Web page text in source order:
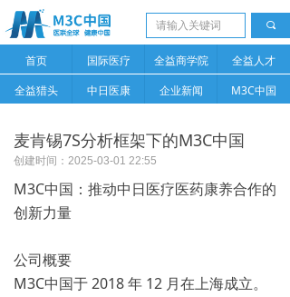
끠
首页 国际医疗 全益商学院
全益人才
全益猎头
中日医康 企业新闻 M3C中国
麦肯锡7S分析框架下的M3C中国
M3C中国：推动中日医疗医药康养合作的
创新力量
公司概要
M3C中国于 2018 年 12 月在上海成立。
创建时间： 2025-03-01 22:55